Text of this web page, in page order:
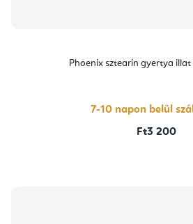
Phoenix sztearin gyertya illat
7-10 napon belül
Ft3 200